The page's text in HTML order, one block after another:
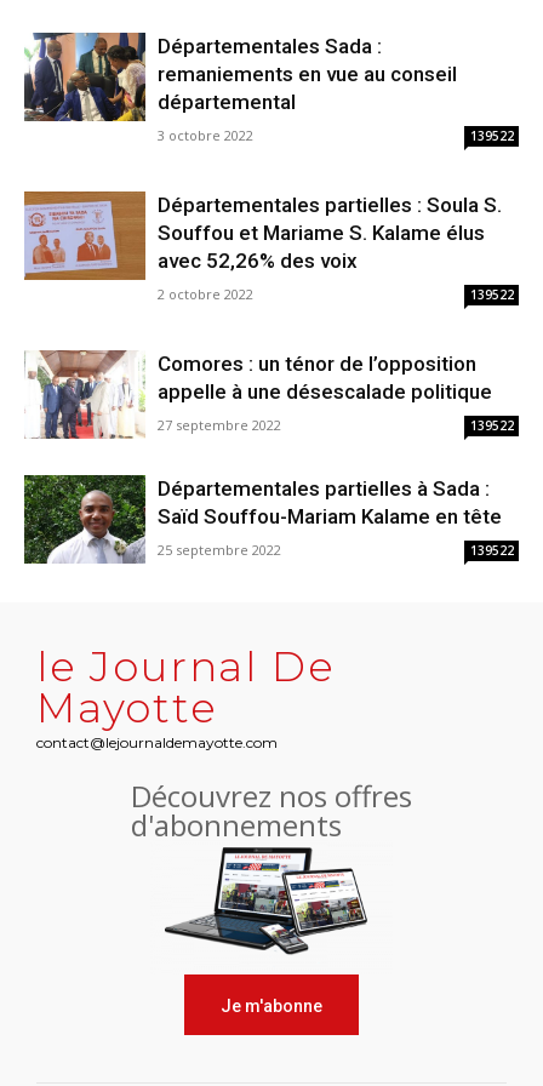
Départementales Sada :
remaniements en vue au conseil
départemental
3 octobre 2022 139522
Départementales partielles : Soula S.
Souffou et Mariame S. Kalame élus
avec 52,26% des voix
2 octobre 2022 139522
Comores : un ténor de l’opposition
appelle à une désescalade politique
27 septembre 2022 139522
Départementales partielles à Sada :
Saïd Souffou-Mariam Kalame en tête
25 septembre 2022 139522
le Journal De
Mayotte
contact@lejournaldemayotte.com
Découvrez nos offres
d'abonnements
Je m'abonne